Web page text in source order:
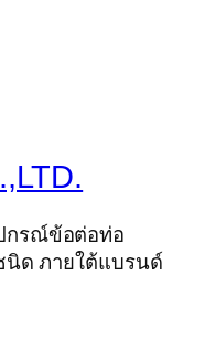
กรณ์ข้อต่อท่อ
นิด ภายใต้แบรนด์